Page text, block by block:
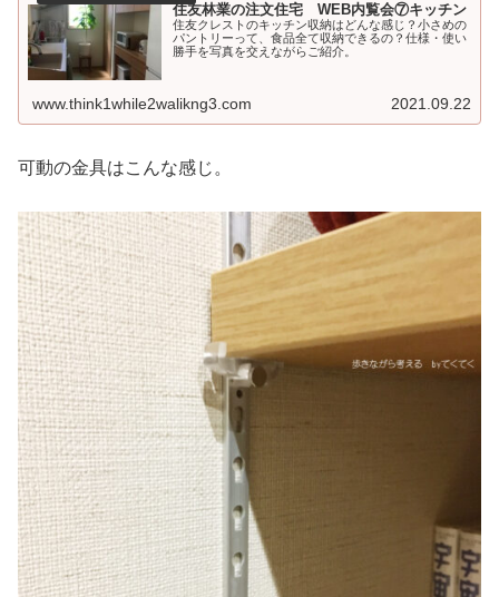
住友林業の注文住宅 WEB内覧会⑦キッチン
住友クレストのキッチン収納はどんな感じ？小さめの
パントリーって、食品全て収納できるの？仕様・使い
勝手を写真を交えながらご紹介。
www.think1while2walikng3.com 2021.09.22
可動の金具はこんな感じ。